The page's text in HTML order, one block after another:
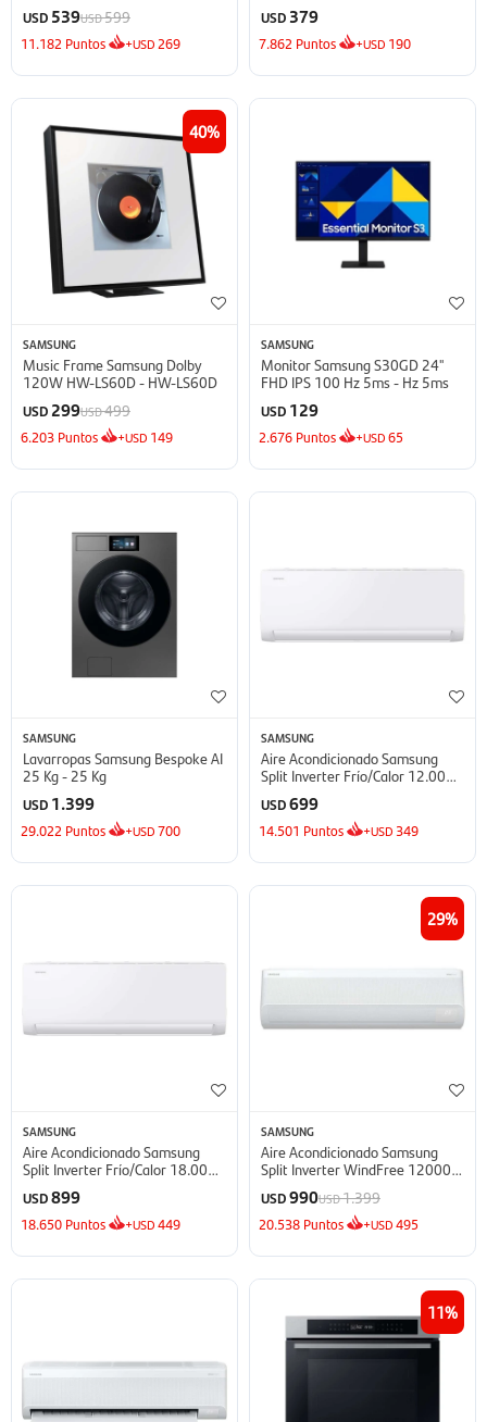
USD 539USD599
11.182 Puntos +USD 269
USD 379
7.862 Puntos +USD 190
40
SAMSUNG
Music Frame Samsung Dolby
120W HW-LS60D - HW-LS60D
USD 299USD499
6.203 Puntos +USD 149
SAMSUNG
Monitor Samsung S30GD 24''
FHD IPS 100 Hz 5ms - Hz 5ms
USD 129
2.676 Puntos +USD65
SAMSUNG
Lavarropas Samsung Bespoke AI
25 Kg - 25 Kg
USD 1.399
29.022 Puntos +USD700
SAMSUNG
Aire Acondicionado Samsung
Split Inverter Frío/Calor 12.000
BTU - BTU
USD699
14.501 Puntos +USD 349
SAMSUNG
Aire Acondicionado Samsung
Split Inverter Frío/Calor 18.000
BTU - BTU
USD899
18.650 Puntos +USD449
29
SAMSUNG
Aire Acondicionado Samsung
Split Inverter WindFree 12000
BTU - BTU
USD990USD1.399
20.538 Puntos +USD495
11